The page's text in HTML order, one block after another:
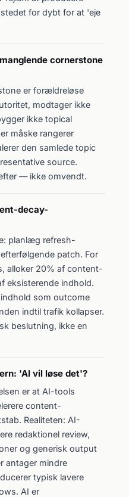
for dybt for at 'eje
cornerstone
er forældreløse
modtager ikke
ikke topical
måske rangerer
den samlede topic
source.
— ikke omvendt.
decay-
planlæg refresh-
patch. For
alloker 20% af content-
eksisterende indhold.
som outcome
indtil trafik kollapser.
beslutning, ikke en
'AI vil løse det'?
er at AI-tools
content-
Realiteten: AI-
redaktionel review,
og generisk output
antager mindre
typisk lavere
AI er